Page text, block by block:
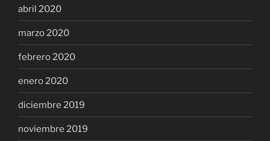
abril 2020
marzo 2020
febrero 2020
enero 2020
diciembre 2019
noviembre 2019